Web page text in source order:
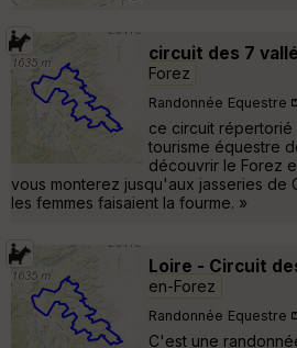
circuit des 7
Forez
Randonnée Equestre
ce circuit répertorié
tourisme équestre
découvrir le Forez
vous monterez jusqu'aux jasseries de
les femmes faisaient la fourme. »
Loire - Circuit
en-Forez
Randonnée Equestre
C'est une